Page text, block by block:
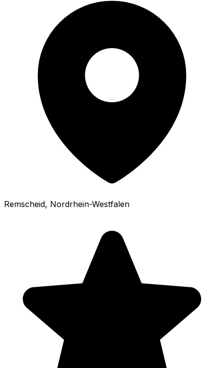
Remscheid, Nordrhein-Westfalen